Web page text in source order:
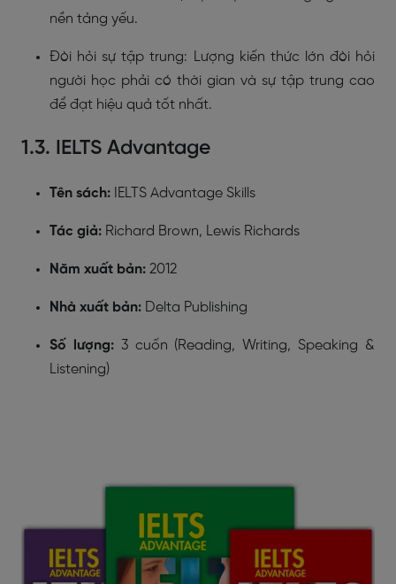
nền tảng yếu.
Đòi hỏi sự tập trung: Lượng kiến thức lớn đòi hỏi
người học phải có thời gian và sự tập trung cao
để đạt hiệu quả tốt nhất.
1.3. IELTS Advantage
Tên sách: IELTS Advantage Skills
Tác giả: Richard Brown, Lewis Richards
Năm xuất bản: 2012
Nhà xuất bản: Delta Publishing
Số lượng: 3 cuốn (Reading, Writing, Speaking &
Listening)